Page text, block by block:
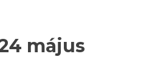
május